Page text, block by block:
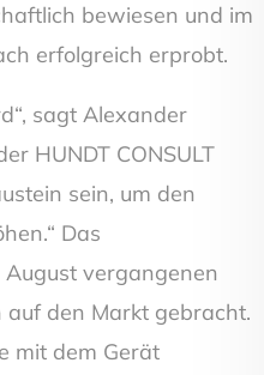
bewiesen und im
erfolgreich erprobt.
sagt Alexander
HUNDT CONSULT
sein, um den
Das
vergangenen
auf den Markt gebracht.
mit dem Gerät